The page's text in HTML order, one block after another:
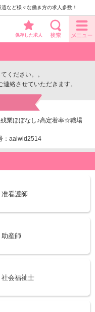
など様々な働き方の求人多数！
保存した求人
ください。。
絡させていただきます。
業ほぼなし♪高定着率☆職場
：aaiwid2514
准看護師
助産師
社会福祉士